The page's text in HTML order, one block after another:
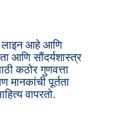
लाइन आहे आणि
आणि सौंदर्यशास्त्र
कठोर गुणवत्ता
मानकांची पूर्तता
वापरतो.